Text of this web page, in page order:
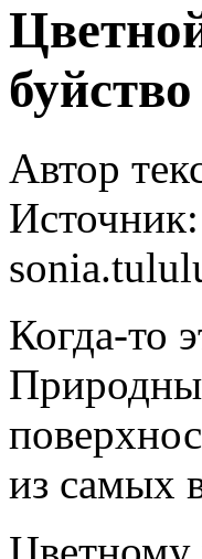
Автор
Источник:
Когда-то
из самых